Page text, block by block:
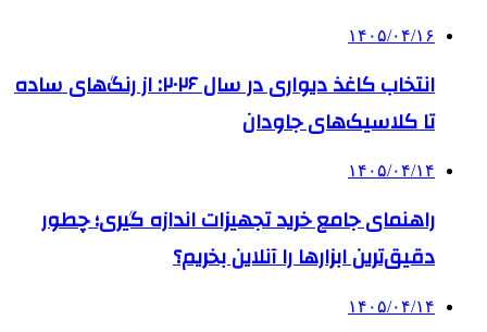
۱۴۰۵/۰۴/۱۶
انتخاب کاغذ دیواری در سال ۲۰۲۶: از رنگ‌های ساده
تا کلاسیک‌های جاودان
۱۴۰۵/۰۴/۱۴
راهنمای جامع خرید تجهیزات اندازه گیری؛ چطور
دقیق‌ترین ابزارها را آنلاین بخریم؟
۱۴۰۵/۰۴/۱۴